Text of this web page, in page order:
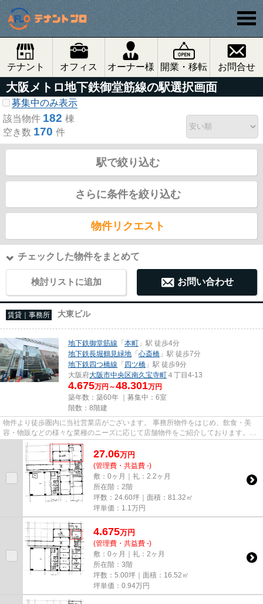
テナント オフィス オーナー様 開業・移転 お問合せ
大阪メトロ地下鉄御堂筋線の駅選択画面
募集中のみ表示
該当物件 182 棟
空き数 170 件
駅で絞り込む
さらに条件を絞り込む
物件リクエスト
チェックした物件をまとめて
検討リストに追加 お問い合わせ
賃貸｜事務所 大東ビル
地下鉄御堂筋線 「本町 」駅 徒歩4分
地下鉄長堀鶴見緑地 「心斎橋 」駅 徒歩7分
地下鉄四つ橋線 「四ツ橋 」駅 徒歩9分
大阪府大阪市中央区南久宝寺町 ４丁目4-13
4.675万円～48.301万円
築年数：築60年 ｜募集中： 6室
階数：8階建
物件より徒歩圏内に当社営業店がございます。 事務所物件をはじめ、飲食・美
容・物販などの様々な業種のニーズに応じて店舗物件をご紹介しております。
尚、弊社ではおとり広告は一切...
27.06万円
(管理費・共益費 -)
敷：0ヶ月｜礼：2.2ヶ月
所在階：2階
坪数：24.60坪｜面積：81.32㎡
坪単価： 1.1 万円
4.675万円
(管理費・共益費 -)
敷：0ヶ月｜礼：2ヶ月
所在階：3階
坪数：5.00坪｜面積：16.52㎡
坪単価： 0.94万円